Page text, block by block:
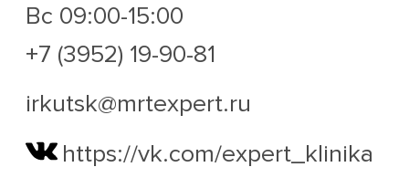
Вс 09:00-15:00
+7 (3952) 19-90-81
irkutsk@mrtexpert.ru
https://vk.com/expert_klinika